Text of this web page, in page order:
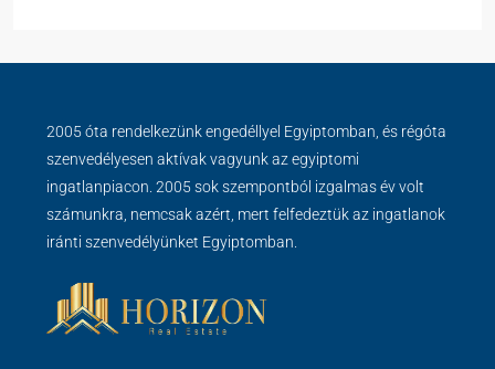
2005 óta rendelkezünk engedéllyel Egyiptomban, és régóta
szenvedélyesen aktívak vagyunk az egyiptomi
ingatlanpiacon. 2005 sok szempontból izgalmas év volt
számunkra, nemcsak azért, mert felfedeztük az ingatlanok
iránti szenvedélyünket Egyiptomban.